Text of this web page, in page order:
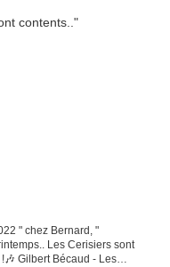
" chez Bernard, "
Les Cerisiers sont
Gilbert Bécaud - Les